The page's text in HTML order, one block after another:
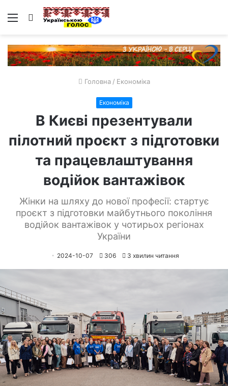
Меню Пошук
Головна / Економіка
Економіка
В Києві презентували
пілотний проєкт з підготовки
та працевлаштування
водійок вантажівок
Жінки на шляху до нової професії: стартує
проєкт з підготовки майбутнього покоління
водійок вантажівок у чотирьох регіонах
України
2024-10-07 306 3 хвилин читання